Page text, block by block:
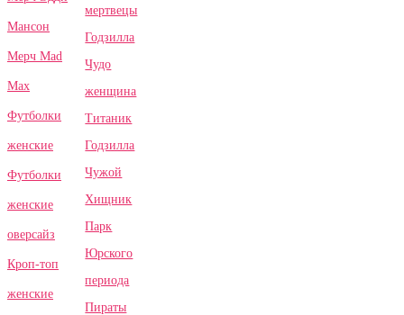
Мансон
Мерч Mad
Max
Футболки
женские
Футболки
женские
оверсайз
Кроп-топ
женские
мертвецы
Годзилла
Чудо
женщина
Титаник
Годзилла
Чужой
Хищник
Парк
Юрского
периода
Пираты